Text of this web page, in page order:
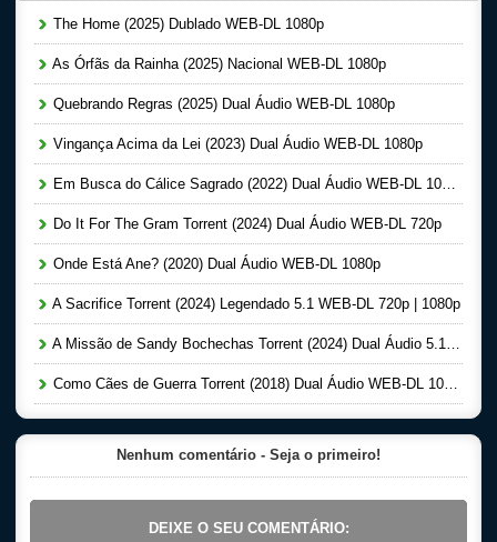
The Home (2025) Dublado WEB-DL 1080p
As Órfãs da Rainha (2025) Nacional WEB-DL 1080p
Quebrando Regras (2025) Dual Áudio WEB-DL 1080p
Vingança Acima da Lei (2023) Dual Áudio WEB-DL 1080p
Em Busca do Cálice Sagrado (2022) Dual Áudio WEB-DL 1080p
Do It For The Gram Torrent (2024) Dual Áudio WEB-DL 720p
Onde Está Ane? (2020) Dual Áudio WEB-DL 1080p
A Sacrifice Torrent (2024) Legendado 5.1 WEB-DL 720p | 1080p
A Missão de Sandy Bochechas Torrent (2024) Dual Áudio 5.1 WEB-DL 1080p
Como Cães de Guerra Torrent (2018) Dual Áudio WEB-DL 1080p
Nenhum comentário - Seja o primeiro!
DEIXE O SEU COMENTÁRIO: